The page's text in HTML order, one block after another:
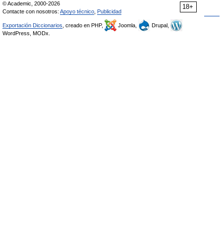
18+
© Academic, 2000-2026
Contacte con nosotros: Apoyo técnico Publicidad
Exportación Diccionarios , creado en PHP, Joomla,
Drupal,
WordPress, MODx.